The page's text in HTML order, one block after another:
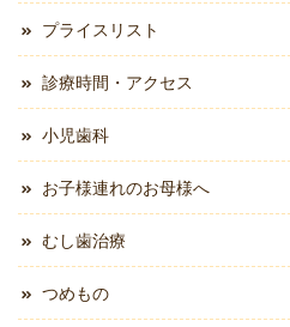
プライスリスト
診療時間・アクセス
小児歯科
お子様連れのお母様へ
むし歯治療
つめもの